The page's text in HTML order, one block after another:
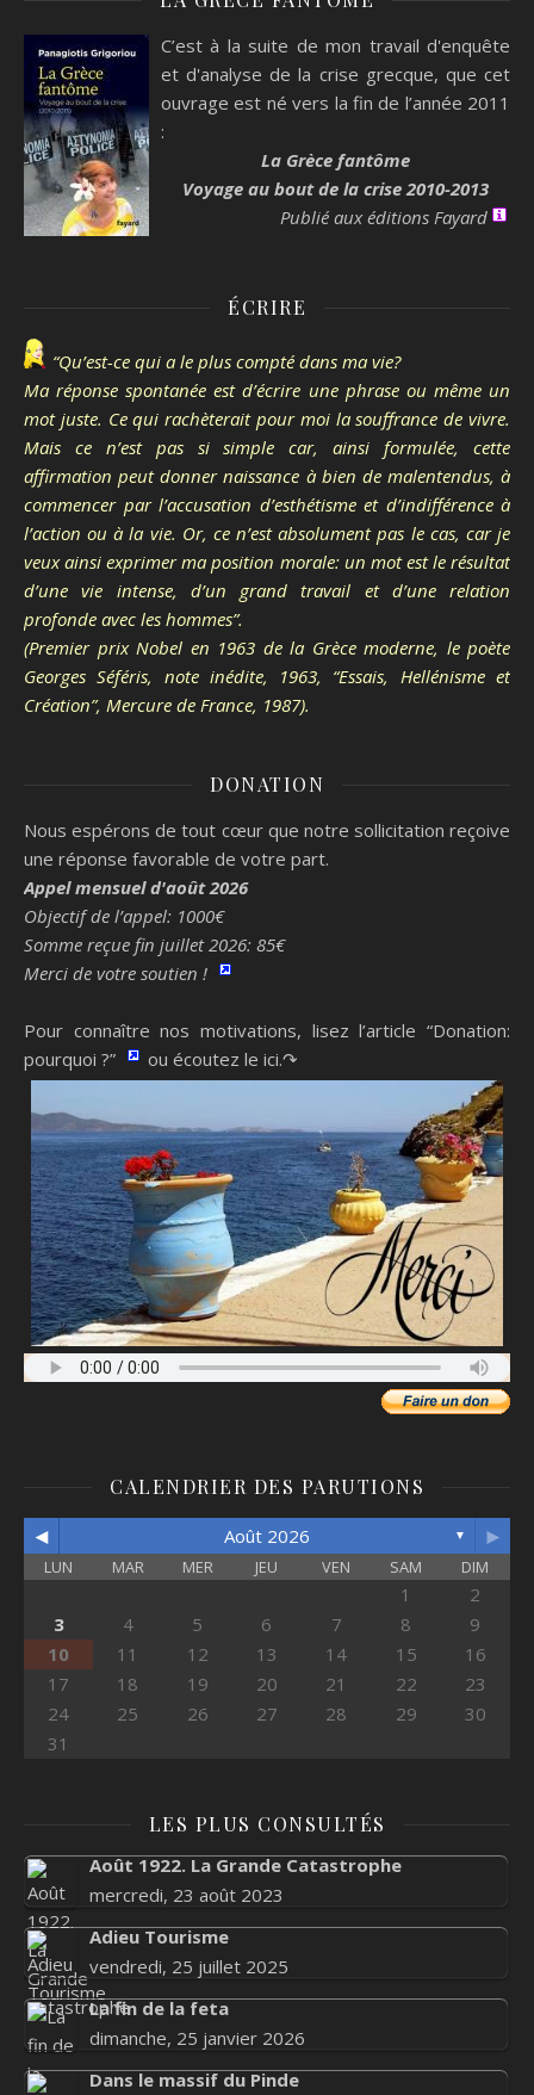
C’est à la suite de mon travail d'enquête
et d'analyse de la crise grecque, que cet
ouvrage est né vers la fin de l’année 2011
:
La Grèce fantôme
Voyage au bout de la crise 2010-2013
Publié aux éditions Fayard
ÉCRIRE
“Qu’est-ce qui a le plus compté dans ma vie?
Ma réponse spontanée est d’écrire une phrase ou même un
mot juste. Ce qui rachèterait pour moi la souffrance de vivre.
Mais ce n’est pas si simple car, ainsi formulée, cette
affirmation peut donner naissance à bien de malentendus, à
commencer par l’accusation d’esthétisme et d’indifférence à
l’action ou à la vie. Or, ce n’est absolument pas le cas, car je
veux ainsi exprimer ma position morale: un mot est le résultat
d’une vie intense, d’un grand travail et d’une relation
profonde avec les hommes”.
(Premier prix Nobel en 1963 de la Grèce moderne, le poète
Georges Séféris, note inédite, 1963, “Essais, Hellénisme et
Création”, Mercure de France, 1987).
DONATION
Nous espérons de tout cœur que notre sollicitation reçoive
une réponse favorable de votre part.
Appel mensuel d'août 2026
Objectif de l’appel: 1000€
Somme reçue fin juillet 2026: 85€
Merci de votre soutien !
Pour connaître nos motivations, lisez l’article “Donation:
pourquoi ?”
ou écoutez le ici.↷
CALENDRIER DES PARUTIONS
◄ Août 2026 ▼ ►
LUN MAR MER JEU VEN SAM DIM
1
2
3
4 5 6 7 8
9
10
11 12 13 14 15
16
17
18 19 20 21 22
23
24
25 26 27 28 29
30
31
LES PLUS CONSULTÉS
Août 1922. La Grande Catastrophe
mercredi, 23 août 2023
Adieu Tourisme
vendredi, 25 juillet 2025
La fin de la feta
dimanche, 25 janvier 2026
Dans le massif du Pinde